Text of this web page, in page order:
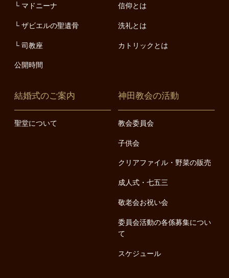
マドニーナ
ザビエルの聖遺骨
司教座
公開時間
信仰とは
洗礼とは
カトリックとは
結婚式のご案内
聖堂について
神田教会の活動
教会委員会
子供会
クリアファイル・野菜の販売
成人式・七五三
敬老会お祝い会
委員会活動の各係募集につい
て
スケジュール